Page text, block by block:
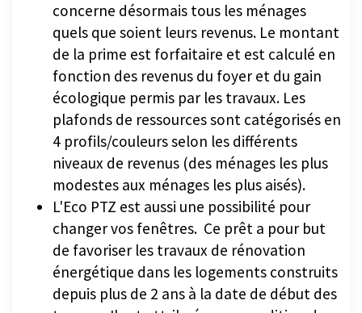
concerne désormais tous les ménages
quels que soient leurs revenus. Le montant
de la prime est forfaitaire et est calculé en
fonction des revenus du foyer et du gain
écologique permis par les travaux. Les
plafonds de ressources sont catégorisés en
4 profils/couleurs selon les différents
niveaux de revenus (des ménages les plus
modestes aux ménages les plus aisés).
L'Eco PTZ est aussi une possibilité pour
changer vos fenêtres. Ce prêt a pour but
de favoriser les travaux de rénovation
énergétique dans les logements construits
depuis plus de 2 ans à la date de début des